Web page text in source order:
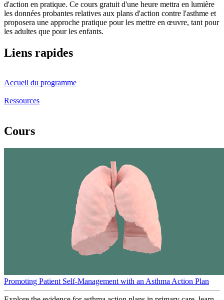
d'action en pratique. Ce cours gratuit d'une heure mettra en lumière
les données probantes relatives aux plans d'action contre l'asthme et
proposera une approche pratique pour les mettre en œuvre, tant pour
les adultes que pour les enfants.
Liens rapides
Accueil du programme
Ressources
Cours
Promoting Patient Self-Management with an Asthma Action Plan